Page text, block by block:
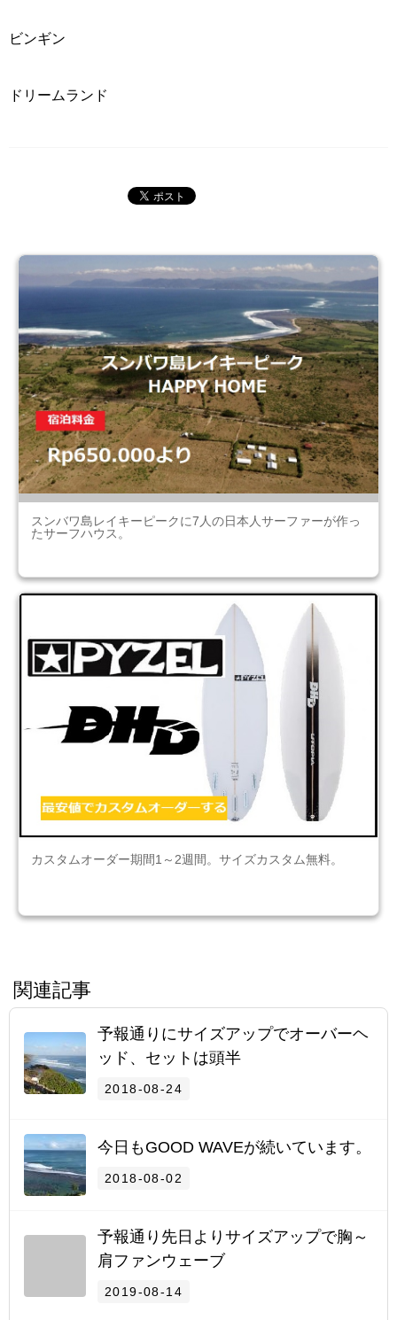
ビンギン
ドリームランド
スンバワ島レイキーピークに7人の日本人サーファーが作っ
たサーフハウス。
カスタムオーダー期間1～2週間。サイズカスタム無料。
関連記事
予報通りにサイズアップでオーバーヘ
ッド、セットは頭半
2018-08-24
今日もGOOD WAVEが続いています。
2018-08-02
予報通り先日よりサイズアップで胸～
肩ファンウェーブ
2019-08-14